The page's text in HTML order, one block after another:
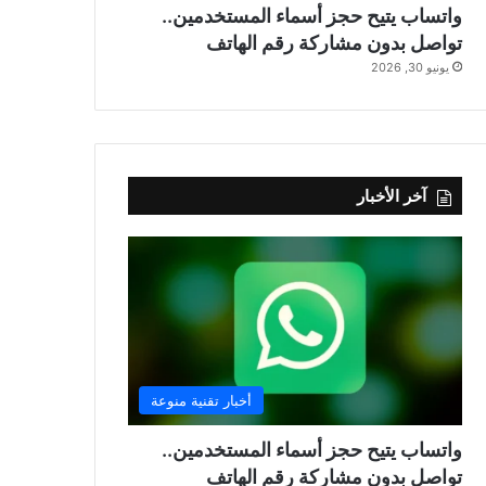
واتساب يتيح حجز أسماء المستخدمين..
تواصل بدون مشاركة رقم الهاتف
يونيو 30, 2026
آخر الأخبار
أخبار تقنية منوعة
واتساب يتيح حجز أسماء المستخدمين..
تواصل بدون مشاركة رقم الهاتف